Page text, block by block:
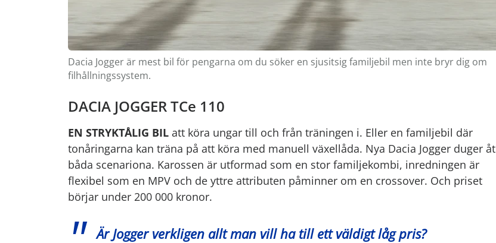
Dacia Jogger är mest bil för pengarna om du söker en sjusitsig familjebil men inte bryr dig om
filhållningssystem.
DACIA JOGGER TCe 110
EN STRYKTÅLIG BIL att köra ungar till och från träningen i. Eller en familjebil där
tonåringarna kan träna på att köra med manuell växellåda. Nya Dacia Jogger duger åt
båda scenariona. Karossen är utformad som en stor familjekombi, inredningen är
flexibel som en MPV och de yttre attributen påminner om en crossover. Och priset
börjar under 200 000 kronor.
Är Jogger verkligen allt man vill ha till ett väldigt låg pris?